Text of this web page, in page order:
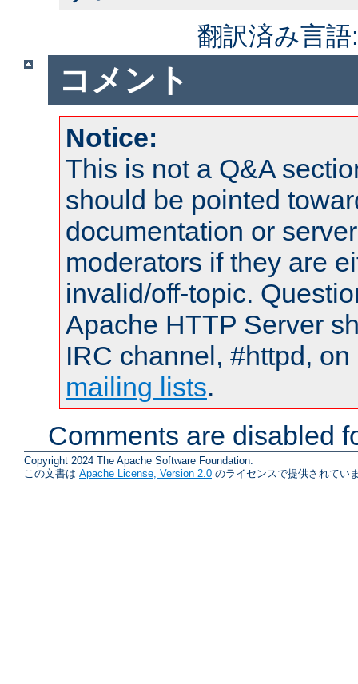
翻訳済み言
コメント
Notice:
This is not a Q&A
should be pointed
documentation or
moderators if they are
invalid/off-topic.
Apache HTTP Server
IRC channel, #httpd,
mailing lists.
Comments are disabled
Copyright 2024 The Apache Software Foundation.
この文書は Apache License, Version 2.0 のライセンスで提供されてい